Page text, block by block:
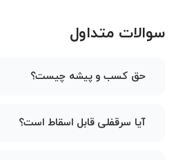
سوالات متداول
حق کسب و پیشه چیست؟
آیا سرقفلی قابل اسقاط است؟